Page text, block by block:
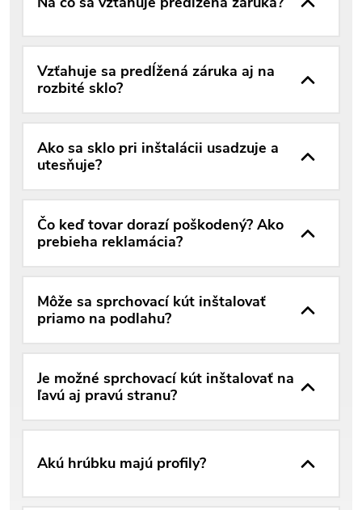
Vzťahuje sa predĺžená záruka aj na
rozbité sklo?
Ako sa sklo pri inštalácii usadzuje a
utesňuje?
Čo keď tovar dorazí poškodený? Ako
prebieha reklamácia?
Môže sa sprchovací kút inštalovať
priamo na podlahu?
Je možné sprchovací kút inštalovať na
ľavú aj pravú stranu?
Akú hrúbku majú profily?